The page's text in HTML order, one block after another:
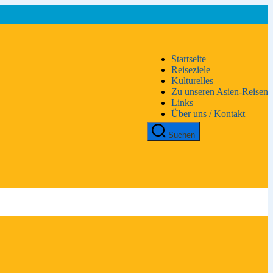
Startseite
Reiseziele
Kulturelles
Zu unseren Asien-Reisen
Links
Über uns / Kontakt
Suchen